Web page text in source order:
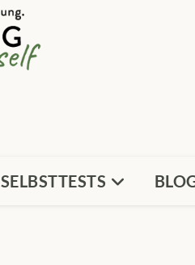
SELBSTTESTS